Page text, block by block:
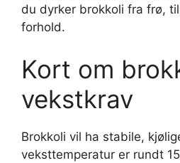
du dyrker brokkoli fra frø,
forhold.
Kort om
vekstkrav
Brokkoli vil ha stabile,
veksttemperatur er rundt